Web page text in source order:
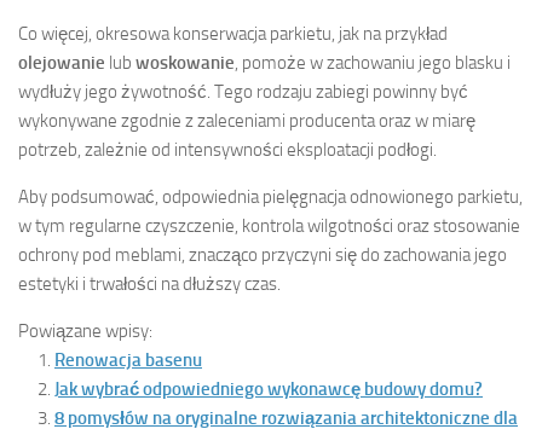
Co więcej, okresowa konserwacja parkietu, jak na przykład
olejowanie lub woskowanie, pomoże w zachowaniu jego blasku i
wydłuży jego żywotność. Tego rodzaju zabiegi powinny być
wykonywane zgodnie z zaleceniami producenta oraz w miarę
potrzeb, zależnie od intensywności eksploatacji podłogi.
Aby podsumować, odpowiednia pielęgnacja odnowionego parkietu,
w tym regularne czyszczenie, kontrola wilgotności oraz stosowanie
ochrony pod meblami, znacząco przyczyni się do zachowania jego
estetyki i trwałości na dłuższy czas.
Powiązane wpisy:
Renowacja basenu
Jak wybrać odpowiedniego wykonawcę budowy domu?
8 pomysłów na oryginalne rozwiązania architektoniczne dla